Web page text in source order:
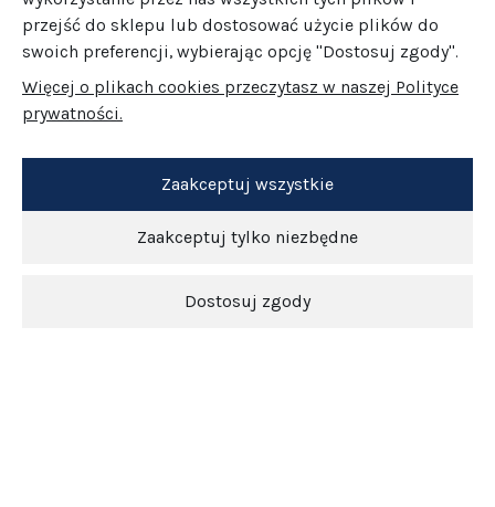
przejść do sklepu lub dostosować użycie plików do
swoich preferencji, wybierając opcję "Dostosuj zgody".
Więcej o plikach cookies przeczytasz w naszej Polityce
prywatności.
Zaakceptuj tylko niezbędne
Dostosuj zgody
Zaakceptuj wszystkie